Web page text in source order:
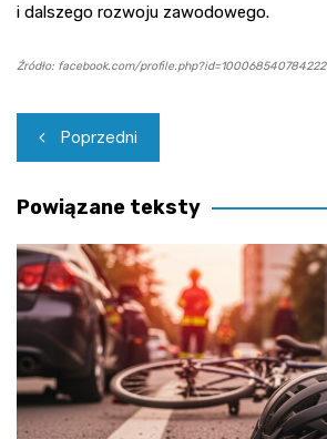
i dalszego rozwoju zawodowego.
Źródło: facebook.com/profile.php?id=100068540784222
Nawigacja
wpisu
Poprzedni
Powiązane teksty